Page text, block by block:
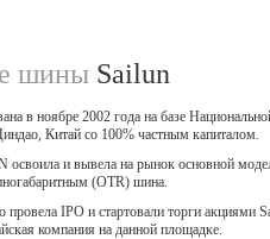
шины Sailun
в ноябре 2002 года на базе
Китай со 100% частным капиталом.
и вывела на рынок основной
(OTR) шина.
IPO и стартовали торги
компания на данной площадке.